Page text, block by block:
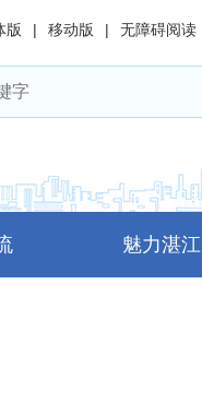
版 | 移动版 | 无障碍阅读
魅力湛江